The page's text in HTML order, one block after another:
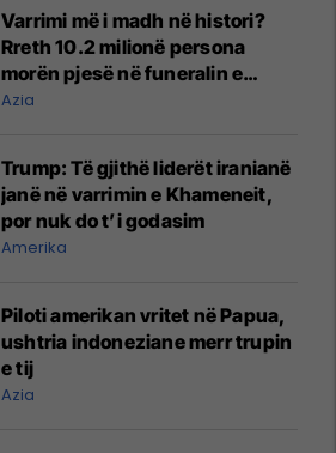
Varrimi më i madh në histori?
Rreth 10.2 milionë persona
morën pjesë në funeralin e
liderit të Iranit në 1989
Azia
Trump: Të gjithë liderët iranianë
janë në varrimin e Khameneit,
por nuk do t’i godasim
Amerika
Piloti amerikan vritet në Papua,
ushtria indoneziane merr trupin
e tij
Azia